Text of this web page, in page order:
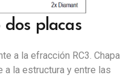
dos placas
a la efracción RC3. Chapa
a la estructura y entre las